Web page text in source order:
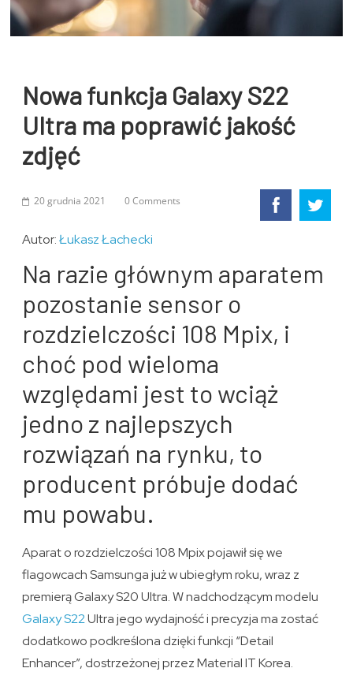
Nowa funkcja Galaxy S22
Ultra ma poprawić jakość
zdjęć
20 grudnia 2021 0 Comments
Autor:Łukasz Łachecki
Na razie głównym aparatem
pozostanie sensor o
rozdzielczości 108 Mpix, i
choć pod wieloma
względami jest to wciąż
jedno z najlepszych
rozwiązań na rynku, to
producent próbuje dodać
mu powabu.
Aparat o rozdzielczości 108 Mpix pojawił się we
flagowcach Samsunga już w ubiegłym roku, wraz z
premierą Galaxy S20 Ultra. W nadchodzącym modelu
Galaxy S22Ultra jego wydajność i precyzja ma zostać
dodatkowo podkreślona dzięki funkcji “Detail
Enhancer”, dostrzeżonej przez Material IT Korea.